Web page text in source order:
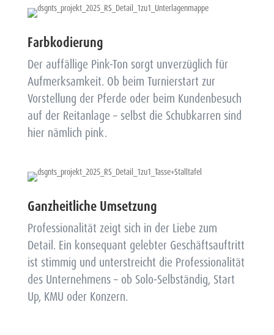
Farbkodierung
Der auffällige Pink-Ton sorgt unverzüglich für
Aufmerksamkeit. Ob beim Turnierstart zur
Vorstellung der Pferde oder beim Kundenbesuch
auf der Reitanlage – selbst die Schubkarren sind
hier nämlich pink.
Ganzheitliche Umsetzung
Professionalität zeigt sich in der Liebe zum
Detail. Ein konsequant gelebter Geschäftsauftritt
ist stimmig und unterstreicht die Professionalität
des Unternehmens – ob Solo-Selbständig, Start
Up, KMU oder Konzern.